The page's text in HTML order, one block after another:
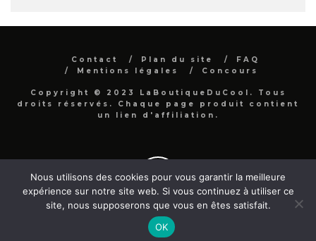
Contact Plan du site
FAQ
Mentions légales
Concours
Copyright © 2023 LaBoutiqueDuCool. Tous
droits réservés. Chaque page produit contient
un lien d'affiliation.
Nous utilisons des cookies pour vous garantir la meilleure
expérience sur notre site web. Si vous continuez à utiliser ce
site, nous supposerons que vous en êtes satisfait.
OK